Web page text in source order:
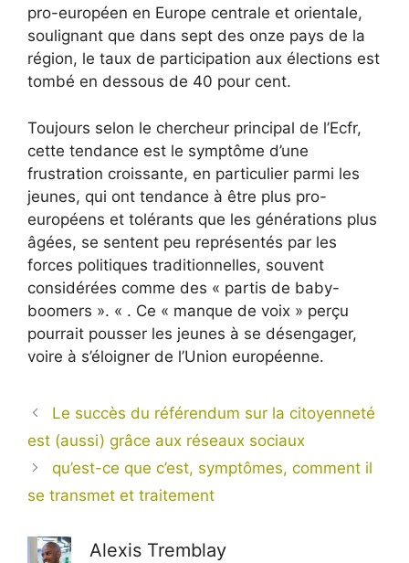
pro-européen en Europe centrale et orientale,
soulignant que dans sept des onze pays de la
région, le taux de participation aux élections est
tombé en dessous de 40 pour cent.
Toujours selon le chercheur principal de l’Ecfr,
cette tendance est le symptôme d’une
frustration croissante, en particulier parmi les
jeunes, qui ont tendance à être plus pro-
européens et tolérants que les générations plus
âgées, se sentent peu représentés par les
forces politiques traditionnelles, souvent
considérées comme des « partis de baby-
boomers ». « . Ce « manque de voix » perçu
pourrait pousser les jeunes à se désengager,
voire à s’éloigner de l’Union européenne.
Le succès du référendum sur la citoyenneté
est (aussi) grâce aux réseaux sociaux
qu’est-ce que c’est, symptômes, comment il
se transmet et traitement
Alexis Tremblay